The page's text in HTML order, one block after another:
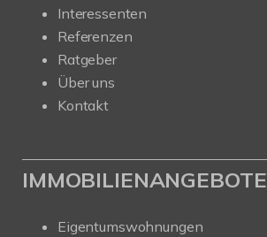
Interessenten
Referenzen
Ratgeber
Über uns
Kontakt
IMMOBILIENANGEBOTE
Eigentumswohnungen